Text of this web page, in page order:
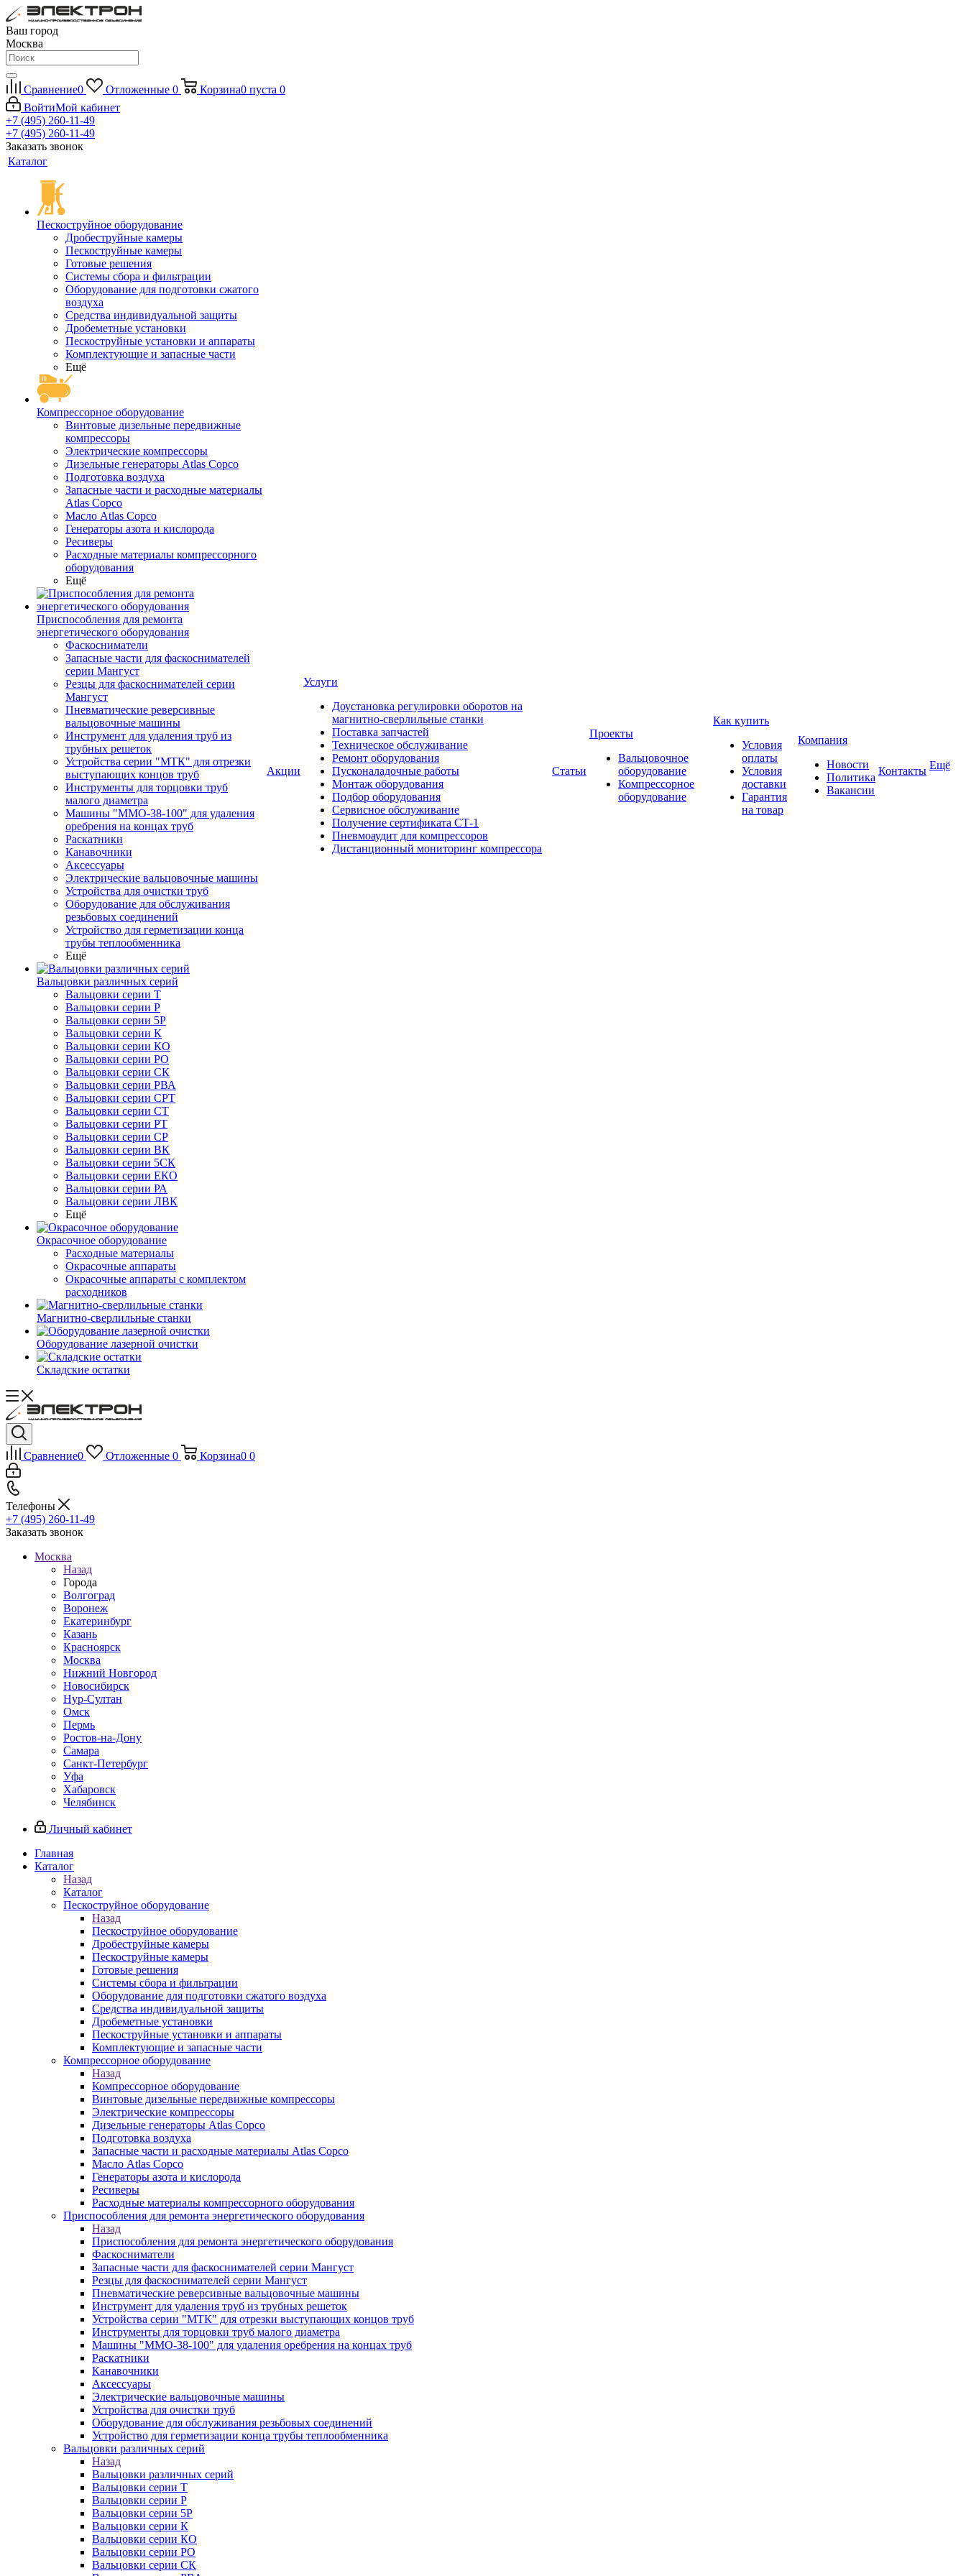
Ваш город
Москва
Сравнение0 Отложенные 0 Корзина0 пуста 0
ВойтиМой кабинет
+7 (495) 260-11-49
+7 (495) 260-11-49
Заказать звонок
Каталог
Пескоструйное оборудование
Дробеструйные камеры
Пескоструйные камеры
Готовые решения
Системы сбора и фильтрации
Оборудование для подготовки сжатого
воздуха
Средства индивидуальной защиты
Дробеметные установки
Пескоструйные установки и аппараты
Комплектующие и запасные части
Ещё
Компрессорное оборудование
Винтовые дизельные передвижные
компрессоры
Электрические компрессоры
Дизельные генераторы Atlas Copco
Подготовка воздуха
Запасные части и расходные материалы
Atlas Copco
Масло Atlas Copco
Генераторы азота и кислорода
Ресиверы
Расходные материалы компрессорного
оборудования
Ещё
Приспособления для ремонта
энергетического оборудования
Фаскосниматели
Запасные части для фаскоснимателей
серии Мангуст
Резцы для фаскоснимателей серии
Мангуст
Пневматические реверсивные
вальцовочные машины
Инструмент для удаления труб из
трубных решеток
Устройства серии "МТК" для отрезки
выступающих концов труб
Инструменты для торцовки труб
малого диаметра
Машины "ММО-38-100" для удаления
оребрения на концах труб
Раскатники
Канавочники
Аксессуары
Электрические вальцовочные машины
Устройства для очистки труб
Оборудование для обслуживания
резьбовых соединений
Устройство для герметизации конца
трубы теплообменника
Ещё
Вальцовки различных серий
Вальцовки серии Т
Вальцовки серии Р
Вальцовки серии 5Р
Вальцовки серии К
Вальцовки серии КО
Вальцовки серии РО
Вальцовки серии СК
Вальцовки серии РВА
Вальцовки серии СРТ
Вальцовки серии СТ
Вальцовки серии РТ
Вальцовки серии СР
Вальцовки серии ВК
Вальцовки серии 5СК
Вальцовки серии ЕКО
Вальцовки серии РА
Вальцовки серии ЛВК
Ещё
Окрасочное оборудование
Расходные материалы
Окрасочные аппараты
Окрасочные аппараты с комплектом
расходников
Магнитно-сверлильные станки
Оборудование лазерной очистки
Складские остатки
Акции
Услуги
Доустановка регулировки оборотов на
магнитно-сверлильные станки
Поставка запчастей
Техническое обслуживание
Ремонт оборудования
Пусконаладочные работы
Монтаж оборудования
Подбор оборудования
Сервисное обслуживание
Получение сертификата СТ-1
Пневмоаудит для компрессоров
Дистанционный мониторинг компрессора
Статьи
Проекты
Вальцовочное
оборудование
Компрессорное
оборудование
Как купить
Условия
оплаты
Условия
доставки
Гарантия
на товар
Компания
Новости
Политика
Вакансии
Контакты Ещё
Сравнение0 Отложенные 0 Корзина0 0
Телефоны
+7 (495) 260-11-49
Заказать звонок
Москва
Назад
Города
Волгоград
Воронеж
Екатеринбург
Казань
Красноярск
Москва
Нижний Новгород
Новосибирск
Нур-Султан
Омск
Пермь
Ростов-на-Дону
Самара
Санкт-Петербург
Уфа
Хабаровск
Челябинск
Личный кабинет
Главная
Каталог
Назад
Каталог
Пескоструйное оборудование
Назад
Пескоструйное оборудование
Дробеструйные камеры
Пескоструйные камеры
Готовые решения
Системы сбора и фильтрации
Оборудование для подготовки сжатого воздуха
Средства индивидуальной защиты
Дробеметные установки
Пескоструйные установки и аппараты
Комплектующие и запасные части
Компрессорное оборудование
Назад
Компрессорное оборудование
Винтовые дизельные передвижные компрессоры
Электрические компрессоры
Дизельные генераторы Atlas Copco
Подготовка воздуха
Запасные части и расходные материалы Atlas Copco
Масло Atlas Copco
Генераторы азота и кислорода
Ресиверы
Расходные материалы компрессорного оборудования
Приспособления для ремонта энергетического оборудования
Назад
Приспособления для ремонта энергетического оборудования
Фаскосниматели
Запасные части для фаскоснимателей серии Мангуст
Резцы для фаскоснимателей серии Мангуст
Пневматические реверсивные вальцовочные машины
Инструмент для удаления труб из трубных решеток
Устройства серии "МТК" для отрезки выступающих концов труб
Инструменты для торцовки труб малого диаметра
Машины "ММО-38-100" для удаления оребрения на концах труб
Раскатники
Канавочники
Аксессуары
Электрические вальцовочные машины
Устройства для очистки труб
Оборудование для обслуживания резьбовых соединений
Устройство для герметизации конца трубы теплообменника
Вальцовки различных серий
Назад
Вальцовки различных серий
Вальцовки серии Т
Вальцовки серии Р
Вальцовки серии 5Р
Вальцовки серии К
Вальцовки серии КО
Вальцовки серии РО
Вальцовки серии СК